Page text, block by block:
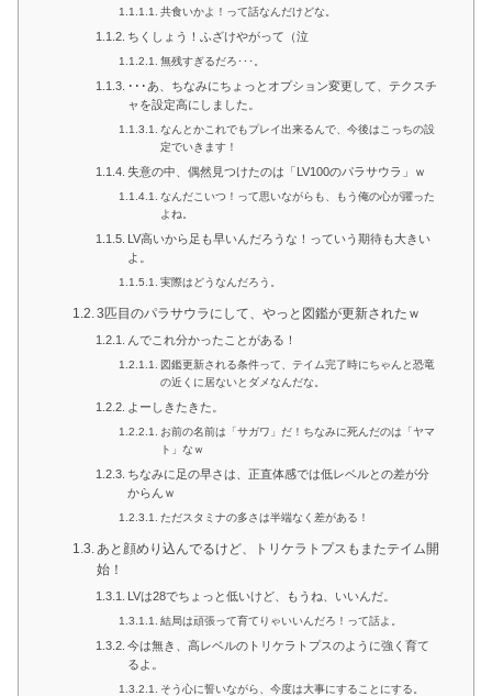
共食いかよ！って話なんだけどな。
ちくしょう！ふざけやがって（泣
無残すぎるだろ･･･。
･･･あ、ちなみにちょっとオプション変更して、テクスチ
ャを設定高にしました。
なんとかこれでもプレイ出来るんで、今後はこっちの設
定でいきます！
失意の中、偶然見つけたのは「LV100のパラサウラ」ｗ
なんだこいつ！って思いながらも、もう俺の心が躍った
よね。
LV高いから足も早いんだろうな！っていう期待も大きい
よ。
実際はどうなんだろう。
3匹目のパラサウラにして、やっと図鑑が更新されたｗ
んでこれ分かったことがある！
図鑑更新される条件って、テイム完了時にちゃんと恐竜
の近くに居ないとダメなんだな。
よーしきたきた。
お前の名前は「サガワ」だ！ちなみに死んだのは「ヤマ
ト」なｗ
ちなみに足の早さは、正直体感では低レベルとの差が分
からんｗ
ただスタミナの多さは半端なく差がある！
あと顔めり込んでるけど、トリケラトプスもまたテイム開
始！
LVは28でちょっと低いけど、もうね、いいんだ。
結局は頑張って育てりゃいいんだろ！って話よ。
今は無き、高レベルのトリケラトプスのように強く育て
るよ。
そう心に誓いながら、今度は大事にすることにする。